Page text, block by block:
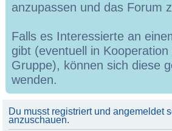
anzupassen und das Forum
Falls es Interessierte an
gibt (eventuell in
Gruppe), können sich diese
wenden.
Du musst registriert und angemeldet
anzuschauen.